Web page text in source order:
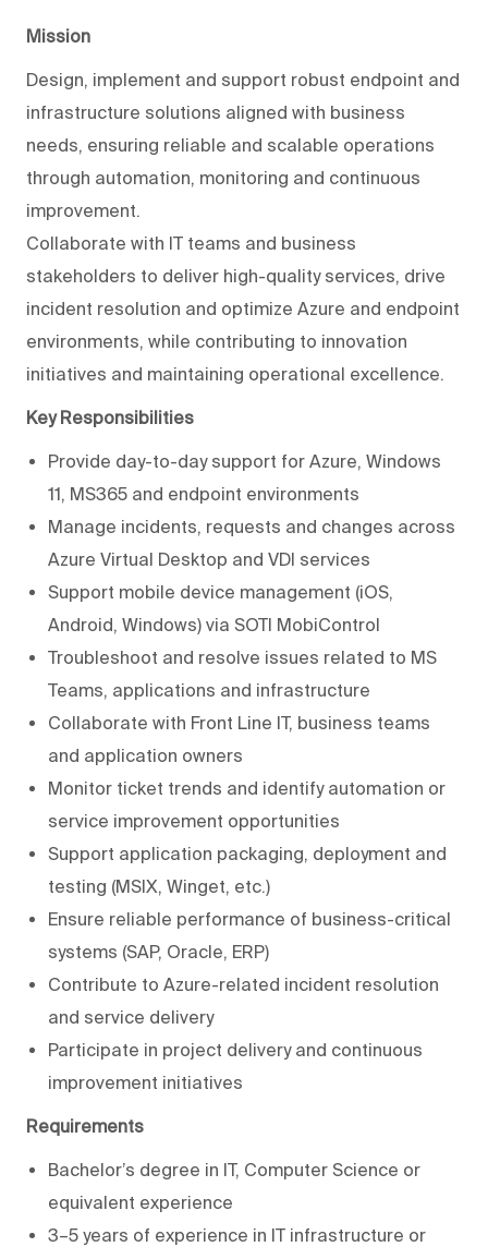
Mission
Design, implement and support robust endpoint and
infrastructure solutions aligned with business
needs, ensuring reliable and scalable operations
through automation, monitoring and continuous
improvement.
Collaborate with IT teams and business
stakeholders to deliver high-quality services, drive
incident resolution and optimize Azure and endpoint
environments, while contributing to innovation
initiatives and maintaining operational excellence.
Key Responsibilities
Provide day-to-day support for Azure, Windows
11, MS365 and endpoint environments
Manage incidents, requests and changes across
Azure Virtual Desktop and VDI services
Support mobile device management (iOS,
Android, Windows) via SOTI MobiControl
Troubleshoot and resolve issues related to MS
Teams, applications and infrastructure
Collaborate with Front Line IT, business teams
and application owners
Monitor ticket trends and identify automation or
service improvement opportunities
Support application packaging, deployment and
testing (MSIX, Winget, etc.)
Ensure reliable performance of business-critical
systems (SAP, Oracle, ERP)
Contribute to Azure-related incident resolution
and service delivery
Participate in project delivery and continuous
improvement initiatives
Requirements
Bachelor’s degree in IT, Computer Science or
equivalent experience
3–5 years of experience in IT infrastructure or